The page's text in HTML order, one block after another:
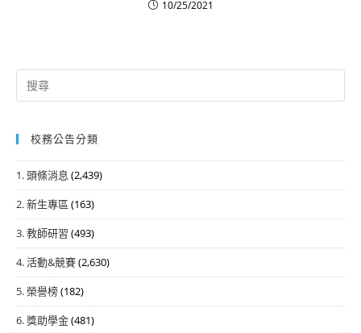
10/25/2021
Search
for:
校務公告分類
1. 頭條消息 (2,439)
2. 新生專區 (163)
3. 教師研習 (493)
4. 活動&競賽(2,630)
5. 榮譽榜(182)
6. 獎助學金(481)